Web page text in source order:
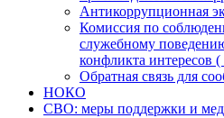
Антикоррупционная
Комиссия по
служебному
конфликта интересов
Обратная связь для
НОКО
СВО: меры поддержки и